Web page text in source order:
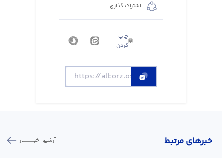
اشتراک گذاری
چاپ
کردن
خبر‌های مرتبط آرشیو اخبـــــــــــار